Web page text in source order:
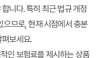
니다. 특히 최근 법규 개정
으므로, 현재 시점에서 충분
보세요.
인 보험료를 제시하는 상품